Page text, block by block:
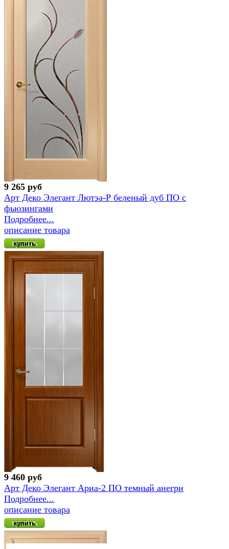
9 265 руб
Арт Деко Элегант Лютэа-Р беленый дуб ПО с
фьюзингами
Подробнее...
описание товара
9 460 руб
Арт Деко Элегант Ариа-2 ПО темный анегри
Подробнее...
описание товара